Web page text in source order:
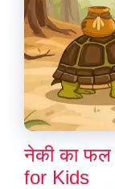
नेकी का
for Kids